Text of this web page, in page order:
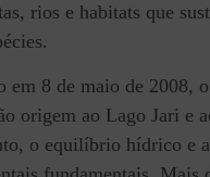
rios e habitats que
em 8 de maio de 2008,
origem ao Lago Jari e
o equilíbrio hídrico e